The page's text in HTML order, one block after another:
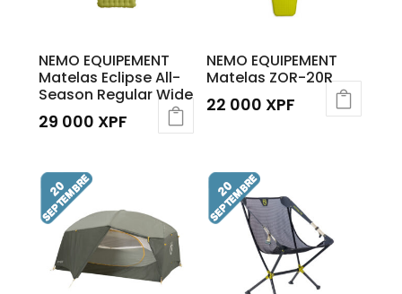
NEMO EQUIPEMENT
Matelas Eclipse All-
Season Regular Wide
29 000 XPF
NEMO EQUIPEMENT
Matelas ZOR-20R
22 000 XPF